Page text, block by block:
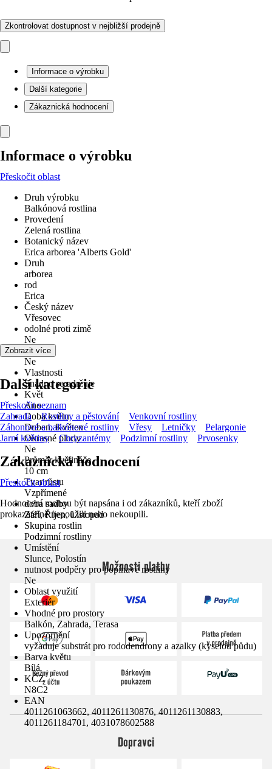
Zkontrolovat dostupnost v nejbližší prodejně
Informace o výrobku
Další kategorie
Zákaznická hodnocení
Informace o výrobku
Přeskočit oblast
Druh výrobku
Balkónová rostlina
Provedení
Zelená rostlina
Botanický název
Erica arborea 'Alberts Gold'
Druh
arborea
rod
Erica
Český název
Vřesovec
odolné proti zimě
Ne
víceleté
Ne
Vlastnosti
Snadno se udržuje
Květ
Ano
Doba květu
Duben, Květen
Okrasné plody
Ne
Průměr květináče
10 cm
Tvar růstu
Vzpřímené
doba sadby
Září, Říjen, Listopad
Skupina rostlin
Podzimní rostliny
Umístění
Slunce, Polostín
nutnost podpěry pro popínavé rostliny
Ne
Oblast využití
Exteriér
Vhodné pro prostory
Balkón, Zahrada, Terasa
Upozornění
vyžaduje substrát pro rododendrony a azalky (kyselou půdu)
Barva květu
Bílá
KČZ
N8C2
EAN
4011261063662, 4011261130876, 4011261130883,
4011261184701, 4031078602588
Zobrazit více
Další kategorie
Přeskočit seznam
Zahrada
Rostliny a pěstování
Venkovní rostliny
Záhonové a balkónové rostliny
Vřesy Letničky
Pelargonie
Jarní květiny
Chryzantémy Podzimní rostliny Prvosenky
Zákaznická hodnocení
Přeskočit oblast
Hodnocení mohou být napsána i od zákazníků, kteří zboží
prokazatelně nepoužili nebo nekoupili.
Možnosti platby
Dopravci